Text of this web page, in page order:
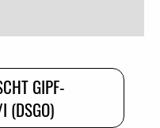
GIPF-
(DSGO)